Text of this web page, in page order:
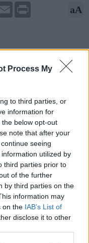
Process My
to third parties, or
information for
below opt-out
note that after your
seeing
utilized by
third parties prior to
of the further
by third parties on the
information may
on the IAB’s List of
disclose it to other
Email aA
già pronte le prime
Khalaili, terzino
in Champions, ci
talento dovrebbe
Lorenzo: "il suo
esterno
Napoli un’estate fa a